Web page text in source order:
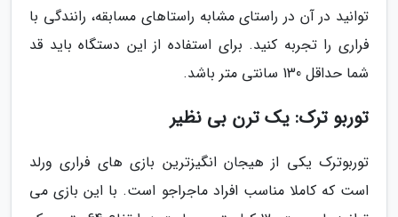
توانید در آن در راستای مشابه راستاهای مسابقه، رانندگی با
فراری را تجربه کنید. برای استفاده از این دستگاه باید قد
شما حداقل 130 سانتی متر باشد.
توربو ترک: یک ترن بی نظیر
توربوترک یکی از هیجان انگیزترین بازی های فراری ورلد
است که کاملا مناسب افراد ماجراجو است. با این بازی می